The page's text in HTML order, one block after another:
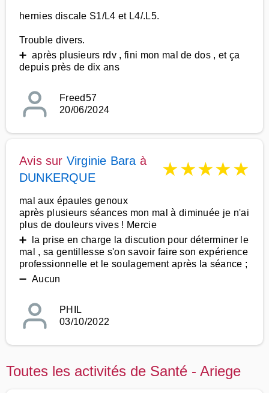
hernies discale S1/L4 et L4/.L5.
Trouble divers.
➕ après plusieurs rdv , fini mon mal de dos , et ça
depuis près de dix ans
Freed57
20/06/2024
Avis sur Virginie Bara à
DUNKERQUE
★★★★★
mal aux épaules genoux
après plusieurs séances mon mal à diminuée je n'ai
plus de douleurs vives ! Mercie
➕ la prise en charge la discution pour déterminer le
mal , sa gentillesse s'on savoir faire son expérience
professionnelle et le soulagement après la séance ;
➖ Aucun
PHIL
03/10/2022
Toutes les activités de Santé - Ariege